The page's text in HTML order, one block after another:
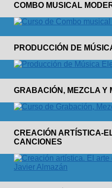
COMBO MUSICAL
PRODUCCIÓN DE
GRABACIÓN, MEZCLA Y
CREACIÓN ARTÍSTICA-
CANCIONES